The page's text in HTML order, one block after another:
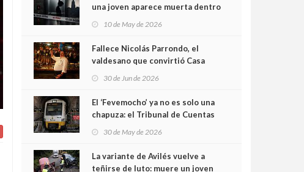
una joven aparece muerta dentro
cámaras captan sus últimos
minutos
10 de May de 2026
Fallece Nicolás Parrondo, el
valdesano que convirtió Casa
30 de Jun de 2026
El ‘Fevemocho’ ya no es solo una
chapuza: el Tribunal de Cuentas
sobrecoste de los trenes que no
cabían por los túneles
30 de May de 2026
La variante de Avilés vuelve a
teñirse de luto: muere un joven